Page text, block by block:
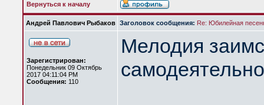
Вернуться к началу
Андрей Павлович Рыбаков Заголовок сообщения: Re: Юбилейная
Зарегистрирован:
Понедельник 09 Октябрь
2017 04:11:04 PM
Сообщения: 110
Мелодия